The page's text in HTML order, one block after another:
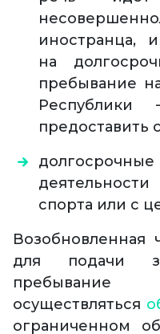
иностранца,
на
пребывание
предоставить
спорта или с
Возобновленная
для подачи
осуществляться
ограниченном